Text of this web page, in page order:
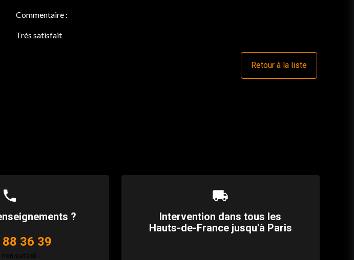
Commentaire :
Très satisfait
Retour à la liste
phone
?
36 39
non surtaxé
local_shipping
Intervention dans tous les
Hauts-de-France jusqu'à Paris